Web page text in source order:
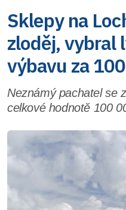
Sklepy na
zloděj, vybral
výbavu za
Neznámý pachatel se
celkové hodnotě 100